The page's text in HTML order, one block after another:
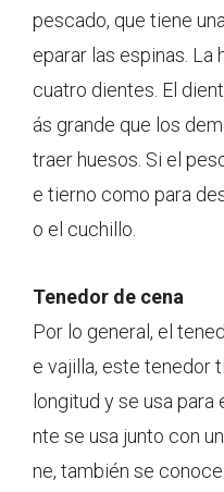
pescado, que tiene
eparar las espinas.
cuatro dientes. El
ás grande que los
traer huesos. Si el
e tierno como para
o el cuchillo.
Tenedor de cena
Por lo general, el
e vajilla, este tenedor
longitud y se usa
nte se usa junto con
ne, también se